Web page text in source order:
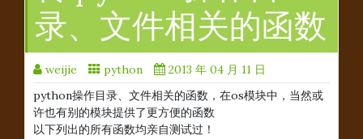
录、文件相关的函数
weijie python
2013 年 04 月 11 日
python操作目录、文件相关的函数，在os模块中，当然或
许也有别的模块提供了更方便的函数
以下列出的所有函数均亲自测试过！